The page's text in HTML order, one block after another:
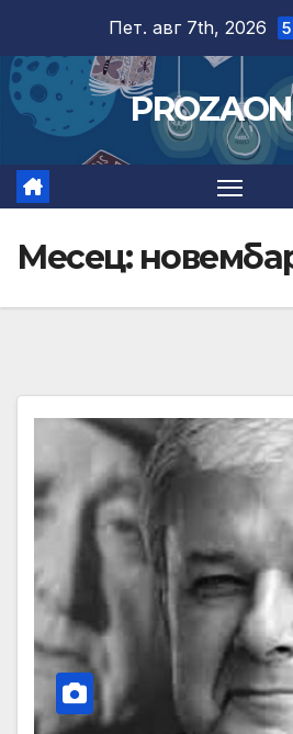
content
Пет. авг 7th, 2026
Месец: